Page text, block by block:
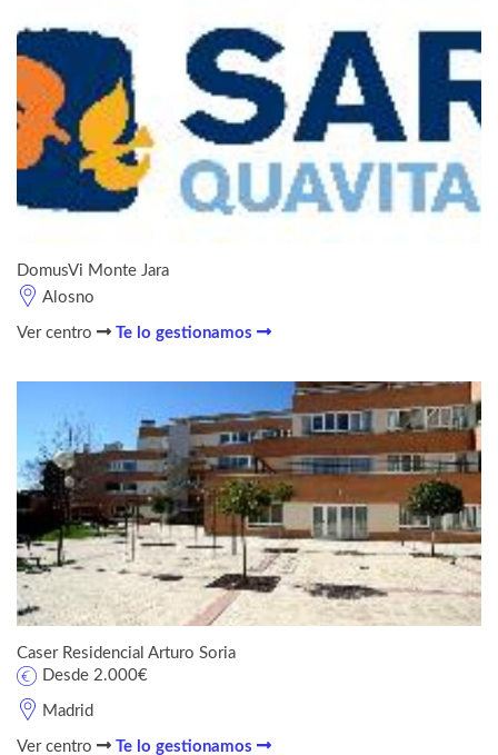
DomusVi Monte Jara
Alosno
Ver centro Te lo gestionamos
Caser Residencial Arturo Soria
Madrid
Desde 2.000€
Ver centro Te lo gestionamos